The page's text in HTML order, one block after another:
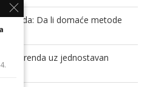
voda: Da li domaće metode
brenda uz jednostavan